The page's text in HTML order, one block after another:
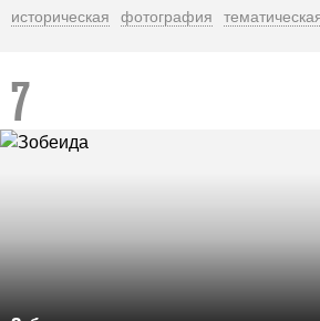
историческая фотография